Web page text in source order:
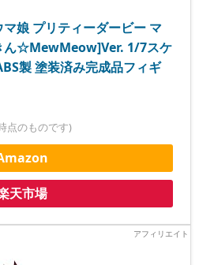
娘 プリティーダービー マ
ん☆MewMeow]Ver. 1/7スケ
製 塗装済み完成品フィギ
点のものです)
天市場